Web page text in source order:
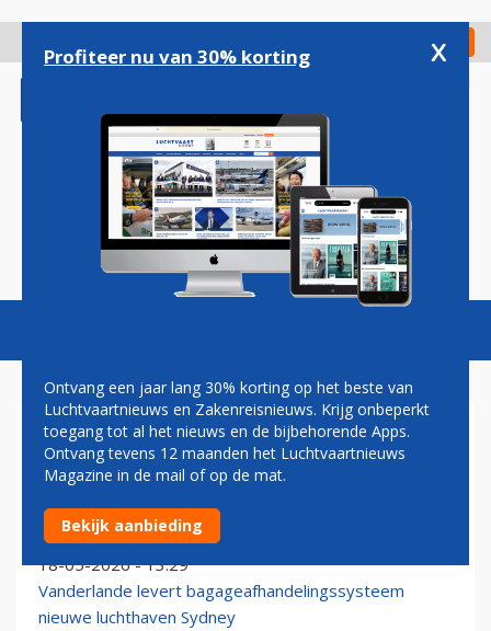
gaan
Check in
Magazine Podcasts Vacatures
WESTERN SYDNEY AIRPORT
Nieuwe 'Australische Ryanair' wil het opnemen tegen
Qantas en Virgin Australia
18-05-2026 - 13:29
Vanderlande levert bagageafhandelingssysteem
nieuwe luchthaven Sydney
Profiteer nu van 30% korting x
Ontvang een jaar lang 30% korting op het beste van
Luchtvaartnieuws en Zakenreisnieuws. Krijg onbeperkt
toegang tot al het nieuws en de bijbehorende Apps.
Ontvang tevens 12 maanden het Luchtvaartnieuws
Magazine in de mail of op de mat.
Bekijk aanbieding